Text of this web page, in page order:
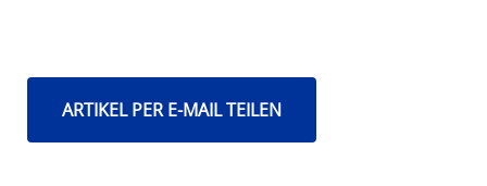
ARTIKEL PER E-MAIL TEILEN